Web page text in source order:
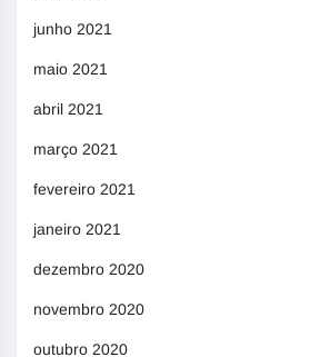
junho 2021
maio 2021
abril 2021
março 2021
fevereiro 2021
janeiro 2021
dezembro 2020
novembro 2020
outubro 2020